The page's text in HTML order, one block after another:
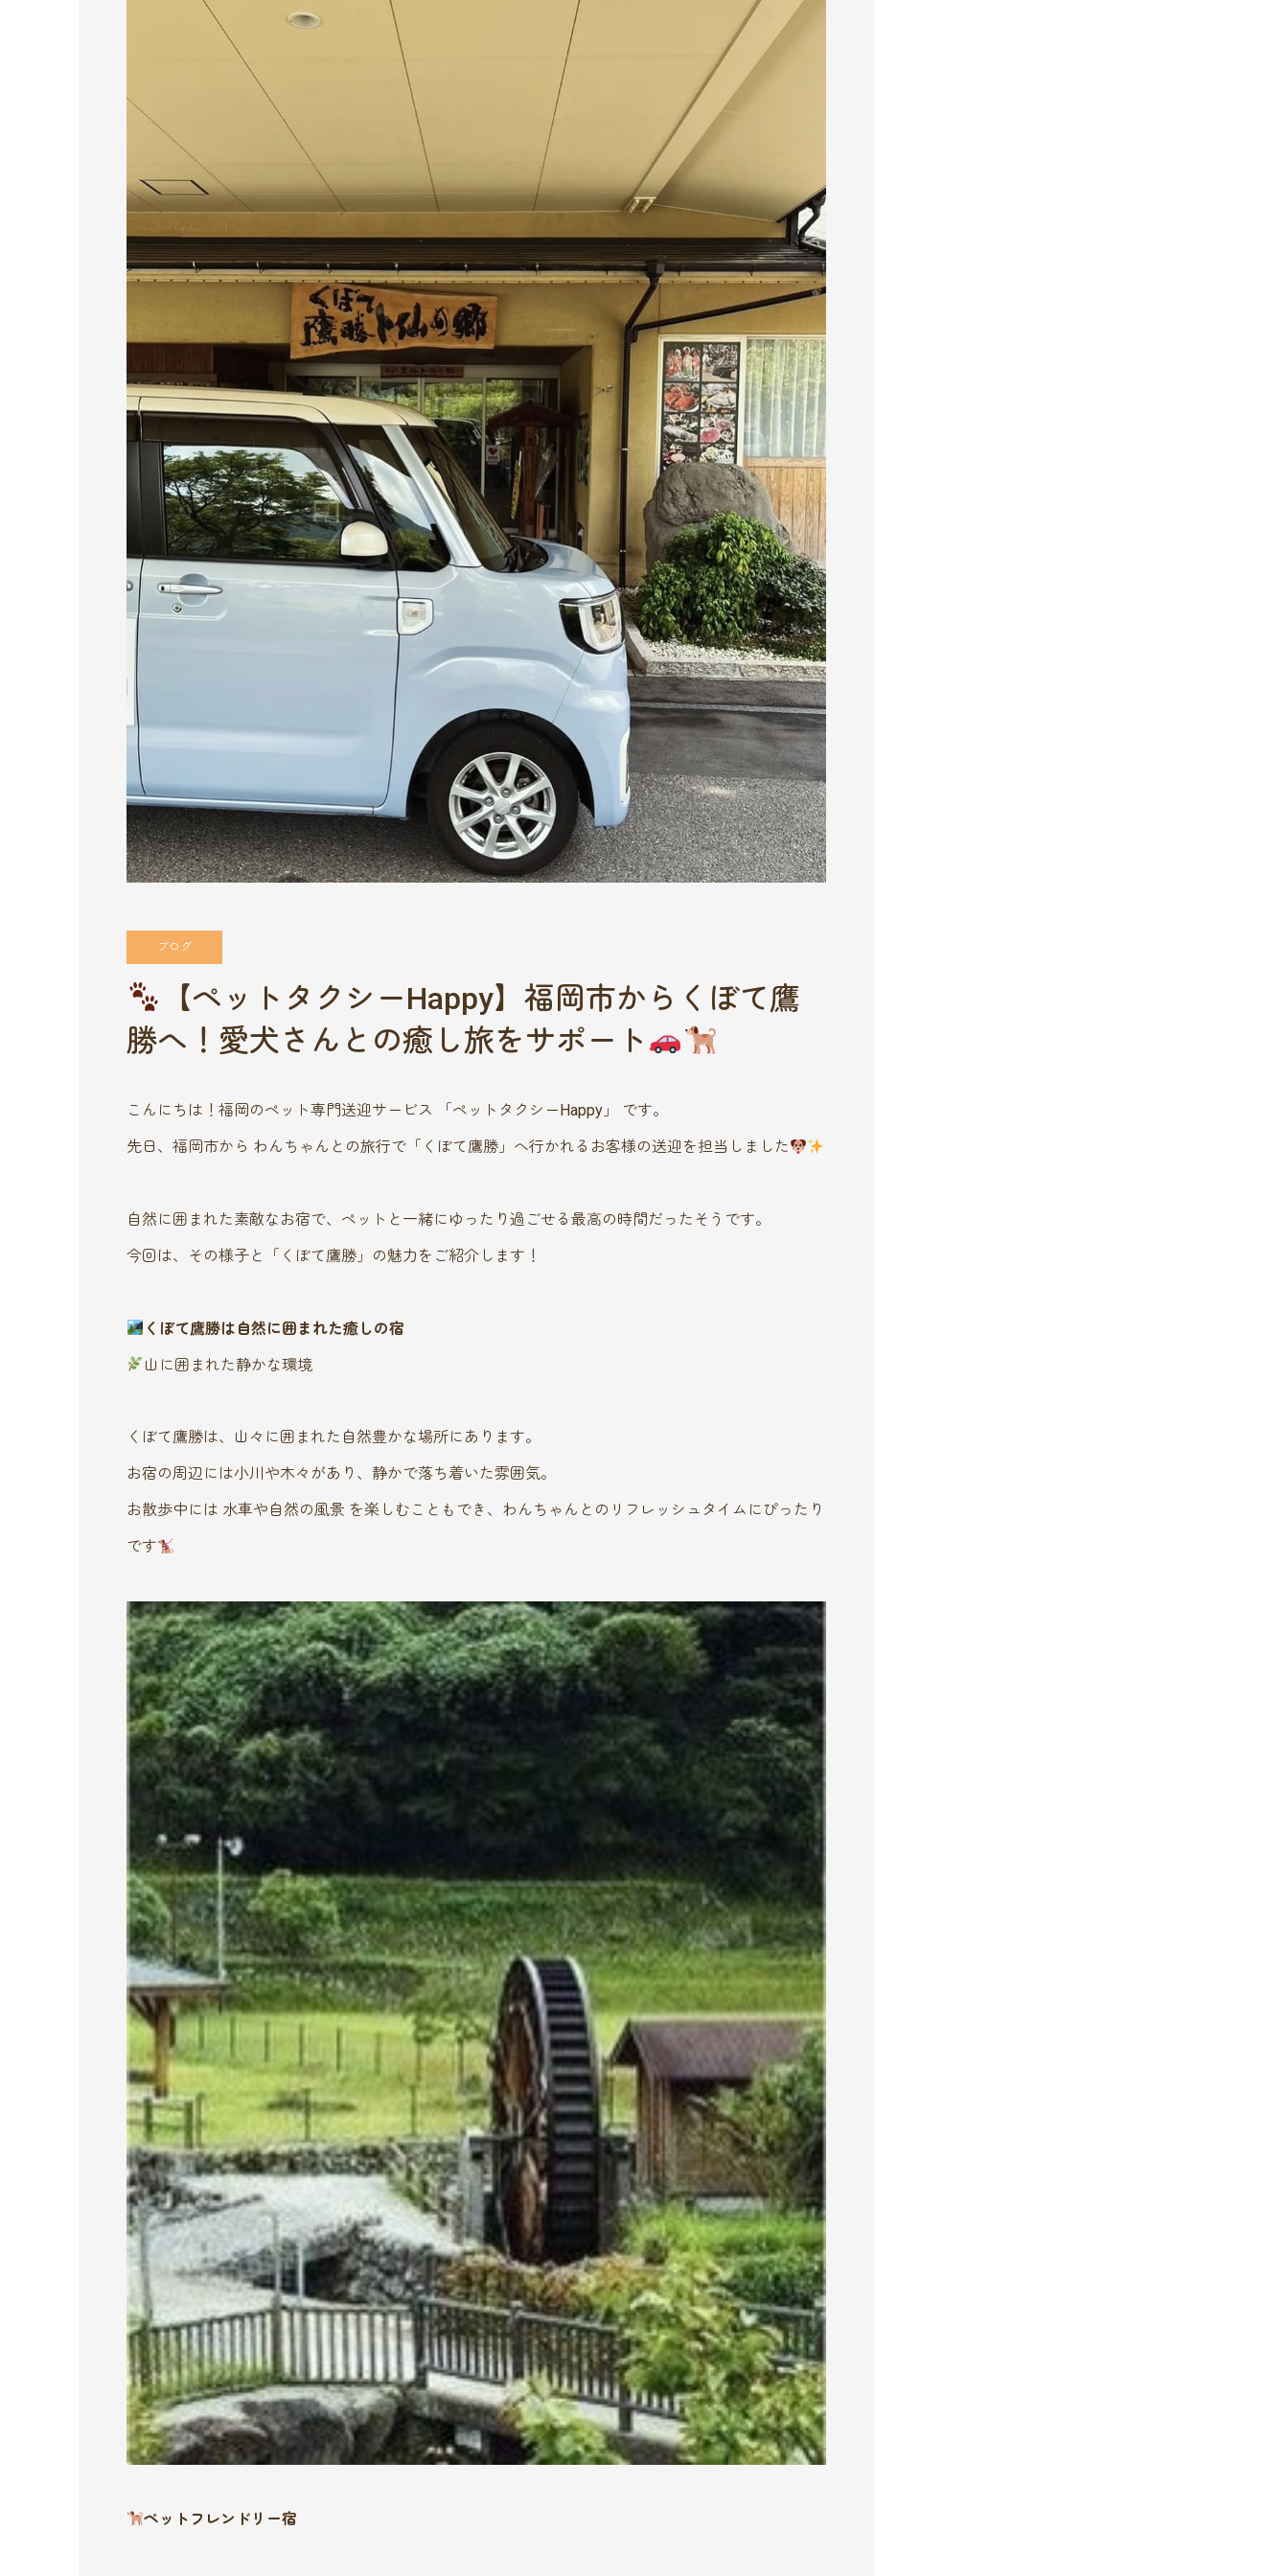
ブログ
【ペットタクシーHappy】福岡市からくぼて鷹
勝へ！愛犬さんとの癒し旅をサポート
こんにちは！福岡のペット専門送迎サービス 「ペットタクシーHappy」 です。
先日、福岡市から わんちゃんとの旅行で「くぼて鷹勝」へ行かれるお客様の送迎を担当しました
自然に囲まれた素敵なお宿で、ペットと一緒にゆったり過ごせる最高の時間だったそうです。
今回は、その様子と「くぼて鷹勝」の魅力をご紹介します！
くぼて鷹勝は自然に囲まれた癒しの宿
山に囲まれた静かな環境
くぼて鷹勝は、山々に囲まれた自然豊かな場所にあります。
お宿の周辺には小川や木々があり、静かで落ち着いた雰囲気。
お散歩中には 水車や自然の風景 を楽しむこともでき、わんちゃんとのリフレッシュタイムにぴったり
です
ペットフレンドリー宿